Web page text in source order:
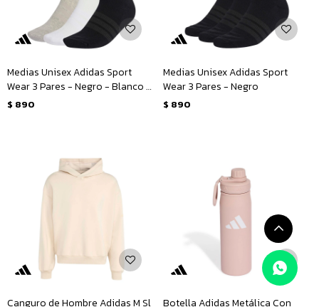
Medias Unisex Adidas Sport
Wear 3 Pares - Negro - Blanco -
Gris
$ 890
Medias Unisex Adidas Sport
Wear 3 Pares - Negro
$ 890
Canguro de Hombre Adidas M Sl Botella Adidas Metálica Con